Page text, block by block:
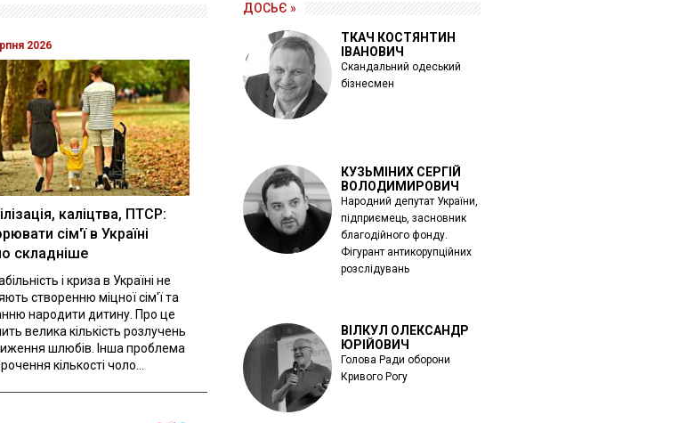
2026
каліцтва, ПТСР:
сім'ї в Україні
складніше
і криза в Україні не
створенню міцної сім'ї та
народити дитину. Про це
велика кількість розлучень
шлюбів. Інша проблема
кількості чоло...
ДОСЬЄ »
ТКАЧ КОСТЯНТИН
ІВАНОВИЧ
Скандальний одеський
бізнесмен
КУЗЬМІНИХ СЕРГІЙ
ВОЛОДИМИРОВИЧ
Народний депутат України,
підприємець, засновник
благодійного фонду.
Фігурант антикорупційних
розслідувань
ВІЛКУЛ ОЛЕКСАНДР
ЮРІЙОВИЧ
Голова Ради оборони
Кривого Рогу